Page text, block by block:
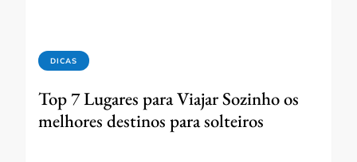
DICAS
Top 7 Lugares para Viajar Sozinho os
melhores destinos para solteiros